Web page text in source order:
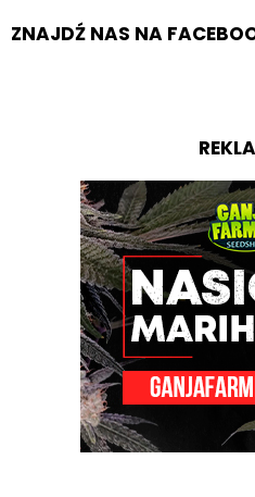
ZNAJDŹ NAS NA